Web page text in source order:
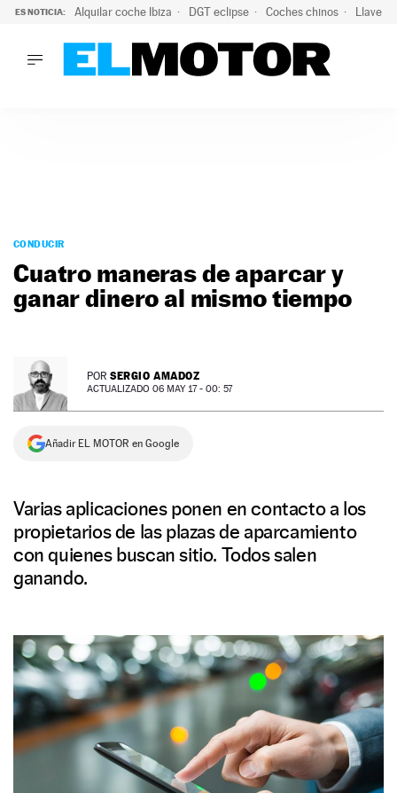
ES NOTICIA: Alquilar coche Ibiza DGT eclipse Coches chinos Llaves
PODCAST
MOTOS
TECNOLOGÍA
SUPERCOCHES
PREMIOS
SERVICIOS
CONDUCIR
Cuatro maneras de aparcar y
ganar dinero al mismo tiempo
POR SERGIO AMADOZ
ACTUALIZADO 06 MAY 17 - 00: 57
Añadir EL MOTOR en Google
Varias aplicaciones ponen en contacto a los
propietarios de las plazas de aparcamiento
con quienes buscan sitio. Todos salen
ganando.